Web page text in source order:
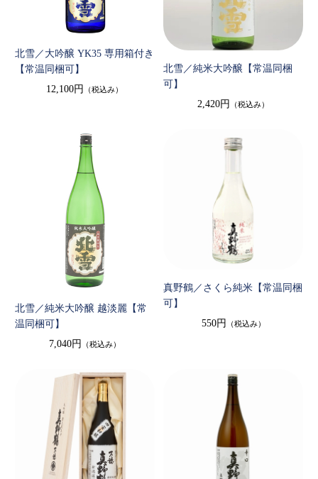
北雪／大吟醸 YK35 専用箱付き
【常温同梱可】
12,100円
（税込み）
北雪／純米大吟醸【常温同梱
可】
2,420円
（税込み）
北雪／純米大吟醸 越淡麗【常
温同梱可】
7,040円
（税込み）
真野鶴／さくら純米【常温同梱
可】
550円
（税込み）